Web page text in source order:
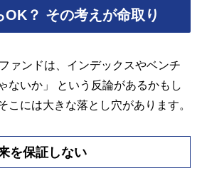
OK？ その考えが命取り
ァンドは、インデックスやベンチ
ないか」 という反論があるかもし
こには大きな落とし穴があります。
を保証しない